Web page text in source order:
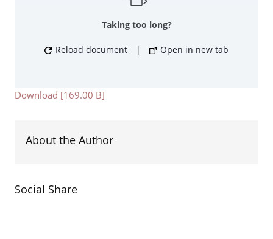
Taking too long?
Reload document | Open in new tab
Download [169.00 B]
About the Author
Social Share